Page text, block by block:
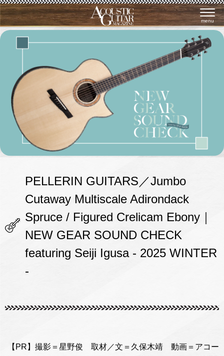
menu
PELLERIN GUITARS／Jumbo
Cutaway Multiscale Adirondack
Spruce / Figured Crelicam Ebony｜
NEW GEAR SOUND CHECK
featuring Seiji Igusa - 2025 WINTER
-
【PR】撮影＝星野俊 取材／文＝久保木靖 動画＝アコー